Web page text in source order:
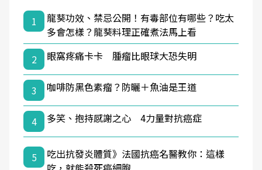
1
龍葵功效、禁忌公開！有毒部位有哪些？吃太
多會怎樣？龍葵料理正確煮法馬上看
2
眼窩疼痛卡卡 腫瘤比眼球大恐失明
3 咖啡防黑色素瘤？防曬＋魚油是王道
4 多笑、抱持感謝之心 4力量對抗癌症
5
吃出抗發炎體質》法國抗癌名醫教你：這樣